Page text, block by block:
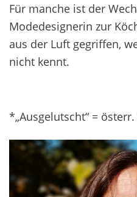
Für manche ist der
Modedesignerin zur
aus der Luft gegriffen,
nicht kennt.
*„Ausgelutscht“ =